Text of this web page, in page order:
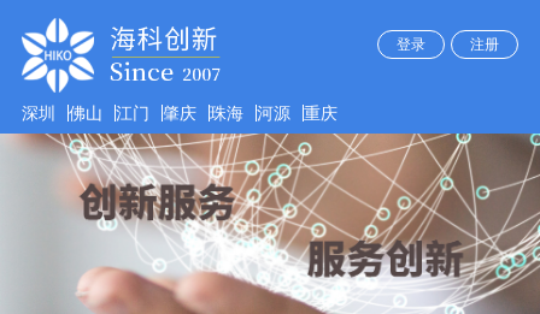
登录 注册
深圳 佛山 江门 肇庆 珠海 河源 重庆